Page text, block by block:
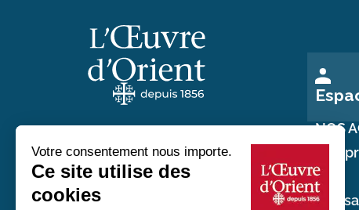
NOS
Nos
Nos
Au service des chrétiens d'Orient